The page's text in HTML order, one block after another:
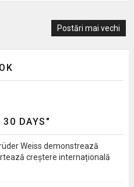
Postări mai vechi
30 DAYS"
Weiss demonstrează
creștere internațională